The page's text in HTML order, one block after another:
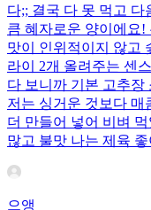
다;; 결국 다 못 먹고
큼 혜자로운 양이에요!
맛이 인위적이지 않고
라이 2개 올려주는 센
다 보니까 기본 고추장
저는 싱거운 것보다 매
더 만들어 넣어 비벼
많고 불맛 나는 제육
으앵